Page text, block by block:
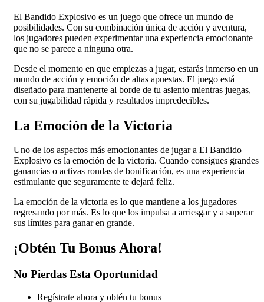
El Bandido Explosivo es un juego que ofrece un mundo de
posibilidades. Con su combinación única de acción y aventura,
los jugadores pueden experimentar una experiencia emocionante
que no se parece a ninguna otra.
Desde el momento en que empiezas a jugar, estarás inmerso en un
mundo de acción y emoción de altas apuestas. El juego está
diseñado para mantenerte al borde de tu asiento mientras juegas,
con su jugabilidad rápida y resultados impredecibles.
La Emoción de la Victoria
Uno de los aspectos más emocionantes de jugar a El Bandido
Explosivo es la emoción de la victoria. Cuando consigues grandes
ganancias o activas rondas de bonificación, es una experiencia
estimulante que seguramente te dejará feliz.
La emoción de la victoria es lo que mantiene a los jugadores
regresando por más. Es lo que los impulsa a arriesgar y a superar
sus límites para ganar en grande.
¡Obtén Tu Bonus Ahora!
No Pierdas Esta Oportunidad
Regístrate ahora y obtén tu bonus